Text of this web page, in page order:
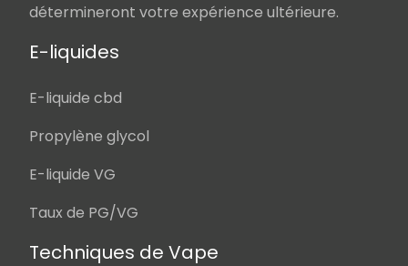
détermineront votre expérience ultérieure.
E-liquides
E-liquide cbd
Propylène glycol
E-liquide VG
Taux de PG/VG
Techniques de Vape